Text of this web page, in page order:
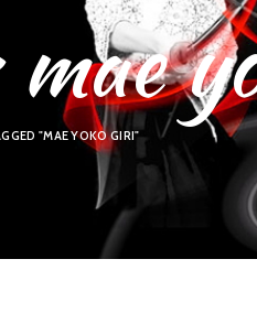
mae
"MAE YOKO GIRI"